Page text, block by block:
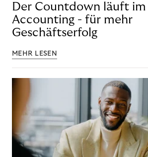
Der Countdown läuft im
Accounting - für mehr
Geschäftserfolg
MEHR LESEN